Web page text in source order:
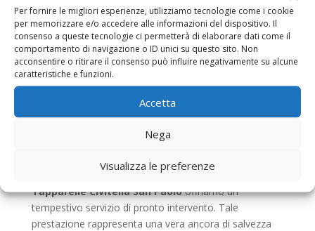
Per fornire le migliori esperienze, utilizziamo tecnologie come i cookie
per memorizzare e/o accedere alle informazioni del dispositivo. Il
consenso a queste tecnologie ci permetterà di elaborare dati come il
comportamento di navigazione o ID unici su questo sito. Non
acconsentire o ritirare il consenso può influire negativamente su alcune
caratteristiche e funzioni.
Accetta
Nega
Visualizza le preferenze
consigliarvi per il meglio e soprattutto sapranno
garantirvi i migliori prodotti sul mercato a un costo
davvero competitivo.Automazione Tapparelle
Civitella San Paolo garantisce anche un pratico
servizio di pronto intervento
per via dei continui impegni di lavoro oppure perché
viene messa in secondo piano e, quando meno ce lo si
queste ragioni noi specialisti di
Tapparelle Civitella San Paolooffriamo un
tempestivo servizio di pronto intervento. Tale
prestazione rappresenta una vera ancora di salvezza